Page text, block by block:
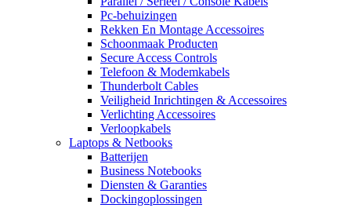
Pc-behuizingen
Rekken En Montage Accessoires
Schoonmaak Producten
Secure Access Controls
Telefoon & Modemkabels
Thunderbolt Cables
Veiligheid Inrichtingen & Accessoires
Verlichting Accessoires
Verloopkabels
Laptops & Netbooks
Batterijen
Business Notebooks
Diensten & Garanties
Dockingoplossingen